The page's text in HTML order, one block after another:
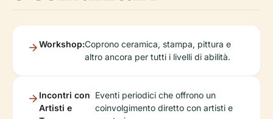
Workshop:Coprono ceramica, stampa, pittura e
altro ancora per tutti i livelli di abilità.
Incontri con
Artisti e
Eventi periodici che offrono un
coinvolgimento diretto con artisti e